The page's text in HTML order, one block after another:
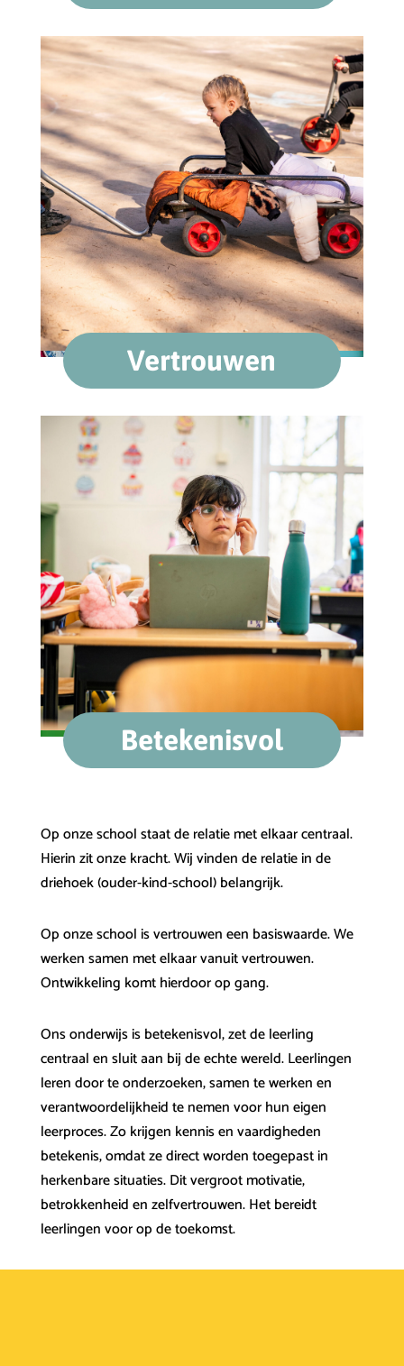
Vertrouwen
Betekenisvol
Op onze school staat de relatie met elkaar centraal.
Hierin zit onze kracht. Wij vinden de relatie in de
driehoek (ouder-kind-school) belangrijk.
Op onze school is vertrouwen een basiswaarde. We
werken samen met elkaar vanuit vertrouwen.
Ontwikkeling komt hierdoor op gang.
Ons onderwijs is betekenisvol, zet de leerling
centraal en sluit aan bij de echte wereld. Leerlingen
leren door te onderzoeken, samen te werken en
verantwoordelijkheid te nemen voor hun eigen
leerproces. Zo krijgen kennis en vaardigheden
betekenis, omdat ze direct worden toegepast in
herkenbare situaties. Dit vergroot motivatie,
betrokkenheid en zelfvertrouwen. Het bereidt
leerlingen voor op de toekomst.